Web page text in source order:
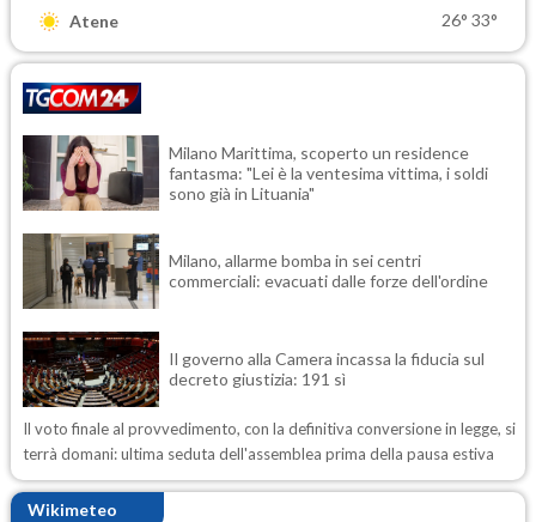
Atene 26° 33°
Milano Marittima, scoperto un residence
fantasma: "Lei è la ventesima vittima, i soldi
sono già in Lituania"
Milano, allarme bomba in sei centri
commerciali: evacuati dalle forze dell'ordine
Il governo alla Camera incassa la fiducia sul
decreto giustizia: 191 sì
Il voto finale al provvedimento, con la definitiva conversione in legge, si
terrà domani: ultima seduta dell'assemblea prima della pausa estiva
Wikimeteo